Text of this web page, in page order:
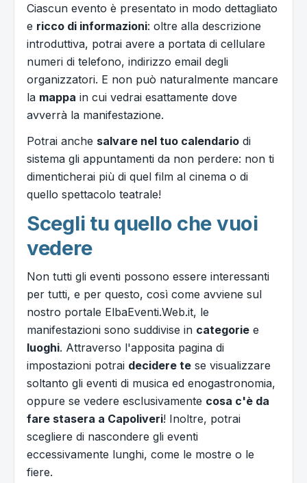
Ciascun evento è presentato in modo dettagliato
e ricco di informazioni: oltre alla descrizione
introduttiva, potrai avere a portata di cellulare
numeri di telefono, indirizzo email degli
organizzatori. E non può naturalmente mancare
la mappa in cui vedrai esattamente dove
avverrà la manifestazione.
Potrai anche salvare nel tuo calendario di
sistema gli appuntamenti da non perdere: non ti
dimenticherai più di quel film al cinema o di
quello spettacolo teatrale!
Scegli tu quello che vuoi
vedere
Non tutti gli eventi possono essere interessanti
per tutti, e per questo, così come avviene sul
nostro portale ElbaEventi.Web.it, le
manifestazioni sono suddivise in categorie e
luoghi. Attraverso l'apposita pagina di
impostazioni potrai decidere te se visualizzare
soltanto gli eventi di musica ed enogastronomia,
oppure se vedere esclusivamente cosa c'è da
fare stasera a Capoliveri! Inoltre, potrai
scegliere di nascondere gli eventi
eccessivamente lunghi, come le mostre o le
fiere.